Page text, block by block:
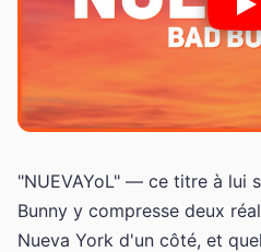
"NUEVAYoL" — ce titre à lui
Bunny y compresse deux
Nueva York d'un côté, et